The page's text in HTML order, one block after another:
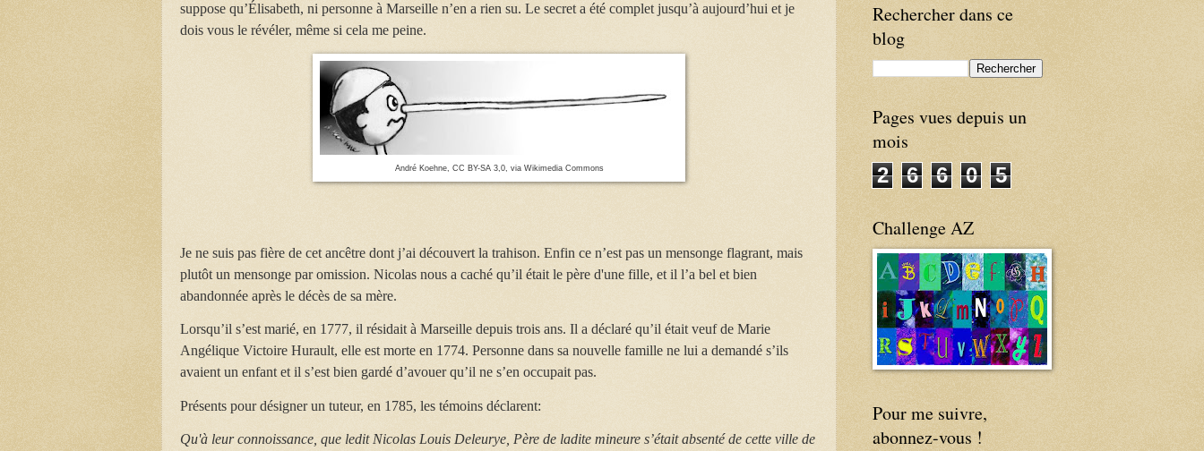
suppose qu’Élisabeth, ni personne à Marseille n’en a rien su. Le secret a été complet jusqu’à aujourd’hui et je
dois vous le révéler, même si cela me peine.
André Koehne, CC BY-SA 3,0, via Wikimedia Commons
Je ne suis pas fière de cet ancêtre dont j’ai découvert la trahison. Enfin ce n’est pas un mensonge flagrant, mais
plutôt un mensonge par omission. Nicolas nous a caché qu’il était le père d'une fille, et il l’a bel et bien
abandonnée après le décès de sa mère.
Lorsqu’il s’est marié, en 1777, il résidait à Marseille depuis trois ans. Il a déclaré qu’il était veuf de Marie
Angélique Victoire Hurault, elle est morte en 1774. Personne dans sa nouvelle famille ne lui a demandé s’ils
avaient un enfant et il s’est bien gardé d’avouer qu’il ne s’en occupait pas.
Présents pour désigner un tuteur, en 1785, les témoins déclarent:
Qu'à leur connoissance, que ledit Nicolas Louis Deleurye, Père de ladite mineure s’était absenté de cette ville de
Rechercher dans ce
blog
Pages vues depuis un
mois
2
6 6 0 5
Challenge AZ
Pour me suivre,
abonnez-vous !